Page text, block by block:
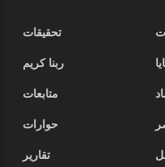
تحقيقات
ربنا كريم
متابعات
حوارات
تقارير